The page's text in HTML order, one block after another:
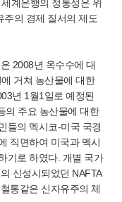
계은행의 정통성은 위
주의 경제 질서의 제도
2008년 옥수수에 대
거쳐 농산물에 대한
년 1월1일로 예정된
의 주요 농산물에 대한
들의 멕시코-미국 국경
직면하여 미국과 멕시
기로 하였다. 개별 국가
신성시되었던 NAFTA
통같은 신자유주의 체